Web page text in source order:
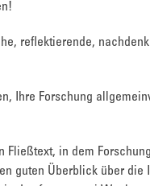
reflektierende,
Ihre Forschung
Fließtext, in dem
guten Überblick über die